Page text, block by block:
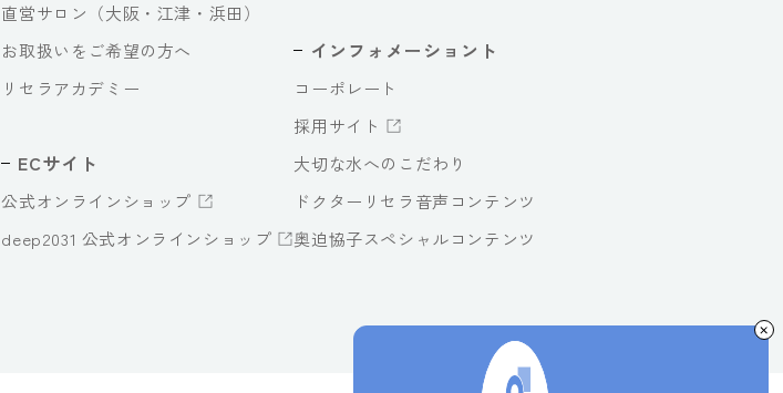
直営サロン（大阪・江津・浜田）
お取扱いをご希望の方へ
リセラアカデミー
ECサイト
公式オンラインショップ
deep2031 公式オンラインショップ
インフォメーショント
コーポレート
採用サイト
大切な水へのこだわり
ドクターリセラ音声コンテンツ
奥迫協子スペシャルコンテンツ